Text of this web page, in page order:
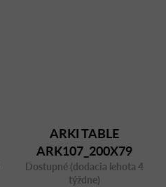
ARKI TABLE
ARK107_200X79
BIANCO/CFC BI
Dostupné (dodacia lehota 4
týždne)